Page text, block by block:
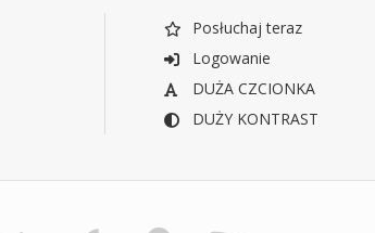
Posłuchaj teraz
Logowanie
DUŻA CZCIONKA
DUŻY KONTRAST